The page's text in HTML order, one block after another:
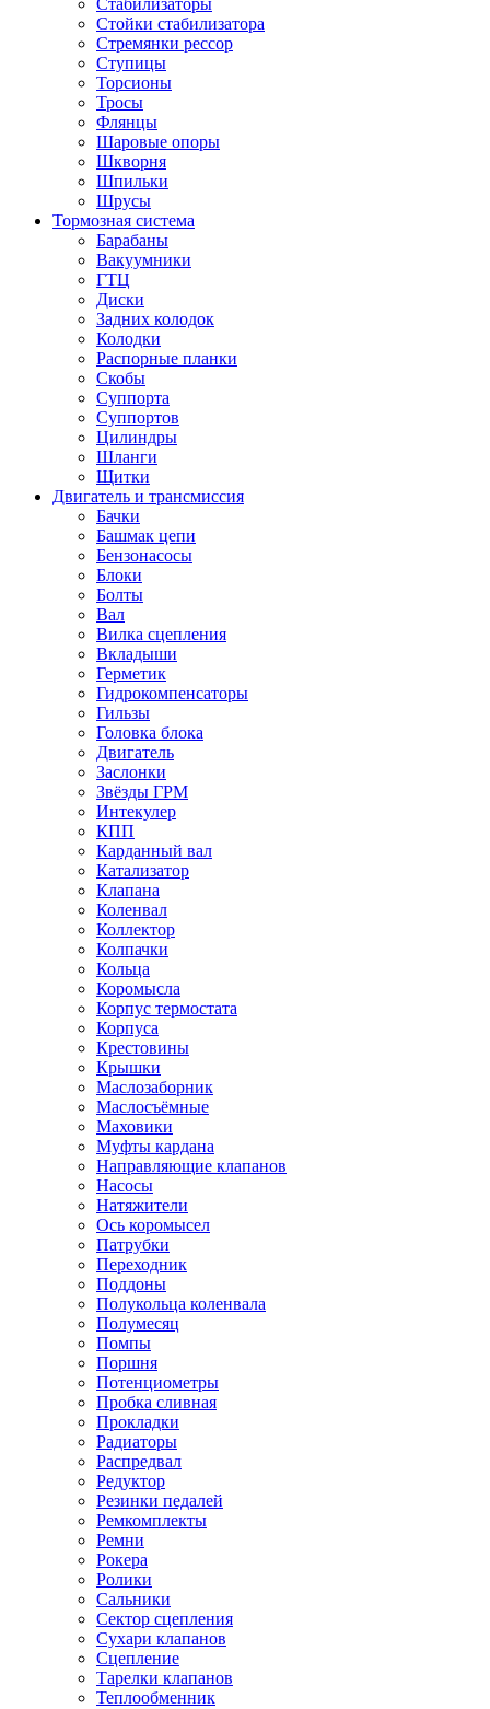
Стабилизаторы
Стойки стабилизатора
Стремянки рессор
Ступицы
Торсионы
Тросы
Флянцы
Шаровые опоры
Шкворня
Шпильки
Шрусы
Тормозная система
Барабаны
Вакуумники
ГТЦ
Диски
Задних колодок
Колодки
Распорные планки
Скобы
Суппорта
Суппортов
Цилиндры
Шланги
Щитки
Двигатель и трансмиссия
Бачки
Башмак цепи
Бензонасосы
Блоки
Болты
Вал
Вилка сцепления
Вкладыши
Герметик
Гидрокомпенсаторы
Гильзы
Головка блока
Двигатель
Заслонки
Звёзды ГРМ
Интекулер
КПП
Карданный вал
Катализатор
Клапана
Коленвал
Коллектор
Колпачки
Кольца
Коромысла
Корпус термостата
Корпуса
Крестовины
Крышки
Маслозаборник
Маслосъёмные
Маховики
Муфты кардана
Направляющие клапанов
Насосы
Натяжители
Ось коромысел
Патрубки
Переходник
Поддоны
Полукольца коленвала
Полумесяц
Помпы
Поршня
Потенциометры
Пробка сливная
Прокладки
Радиаторы
Распредвал
Редуктор
Резинки педалей
Ремкомплекты
Ремни
Рокера
Ролики
Сальники
Сектор сцепления
Сухари клапанов
Сцепление
Тарелки клапанов
Теплообменник